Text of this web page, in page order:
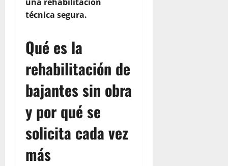
técnica segura.
Qué es la
rehabilitación de
bajantes sin obra
y por qué se
solicita cada vez
más